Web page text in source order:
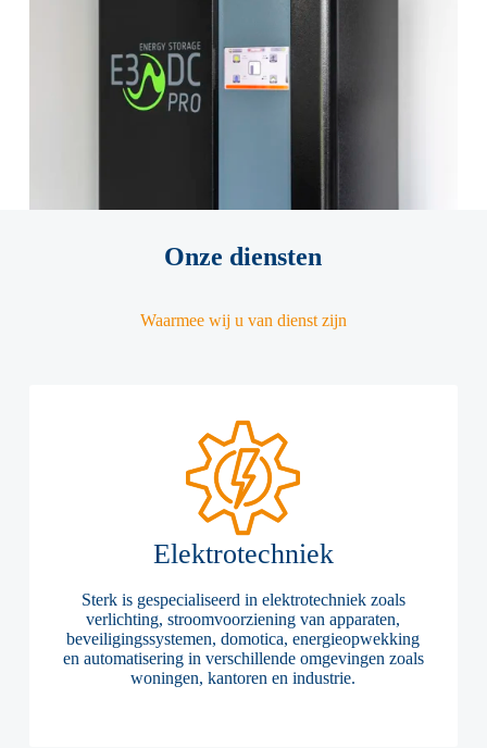
Onze diensten
Waarmee wij u van dienst zijn
Elektrotechniek
Sterk is gespecialiseerd in elektrotechniek zoals
verlichting, stroomvoorziening van apparaten,
beveiligingssystemen, domotica, energieopwekking
en automatisering in verschillende omgevingen zoals
woningen, kantoren en industrie.